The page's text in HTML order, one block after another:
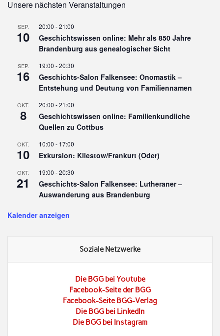
Unsere nächsten Veranstaltungen
SEP.
10
20:00 -21:00
Geschichtswissen online: Mehr als 850 Jahre
Brandenburg aus genealogischer Sicht
SEP.
16
19:00 -20:30
Geschichts-Salon Falkensee: Onomastik –
Entstehung und Deutung von Familiennamen
OKT.
8
20:00 -21:00
Geschichtswissen online: Familienkundliche
Quellen zu Cottbus
OKT.
10
10:00 - 17:00
Exkursion: Kliestow/Frankurt (Oder)
OKT.
21
19:00 -20:30
Geschichts-Salon Falkensee: Lutheraner –
Auswanderung aus Brandenburg
Kalender anzeigen
Soziale Netzwerke
Die BGG bei Youtube
Facebook-Seite der BGG
Facebook-Seite BGG-Verlag
Die BGG bei LinkedIn
Die BGG bei Instagram